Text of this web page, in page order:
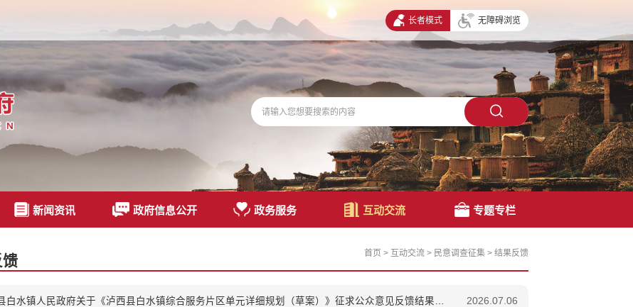
长者模式 无障碍浏览
新闻资讯 政府信息公开 政务服务 互动交流 专题专栏
首页 > 互动交流 > 民意调查征集 > 结果反馈
2026.07.06